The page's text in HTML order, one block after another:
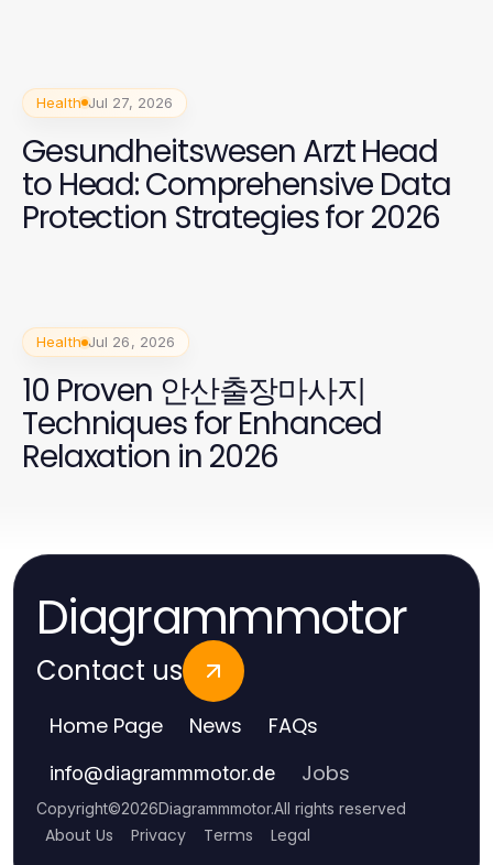
Health Jul 27, 2026
Gesundheitswesen Arzt Head
to Head: Comprehensive Data
Protection Strategies for 2026
Health Jul 26, 2026
10 Proven 안산출장마사지
Techniques for Enhanced
Relaxation in 2026
Diagrammmotor
Contact us
Home Page News FAQs
info@diagrammmotor.de Jobs
Copyright©2026Diagrammmotor.All rights reserved
About Us Privacy Terms Legal